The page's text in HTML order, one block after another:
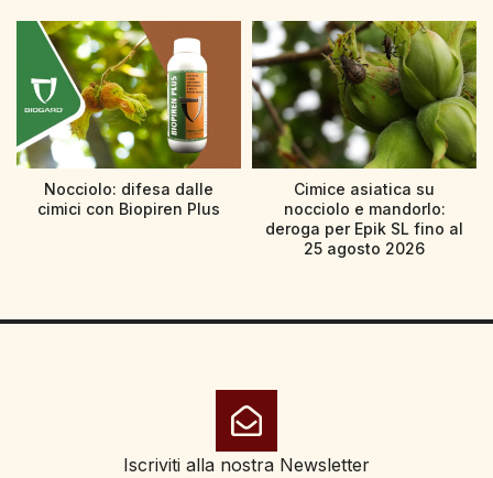
Nocciolo: difesa dalle
cimici con Biopiren Plus
Cimice asiatica su
nocciolo e mandorlo:
deroga per Epik SL fino al
25 agosto 2026
Iscriviti alla nostra Newsletter